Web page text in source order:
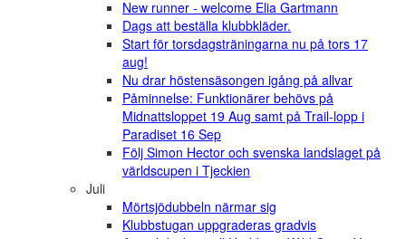
New runner - welcome Elia Gartmann
Dags att beställa klubbkläder.
Start för torsdagsträningarna nu på tors 17
aug!
Nu drar höstensäsongen igång på allvar
Påminnelse: Funktionärer behövs på
Midnattsloppet 19 Aug samt på Trail-lopp i
Paradiset 16 Sep
Följ Simon Hector och svenska landslaget på
världscupen i Tjeckien
Juli
Mörtsjödubbeln närmar sig
Klubbstugan uppgraderas gradvis